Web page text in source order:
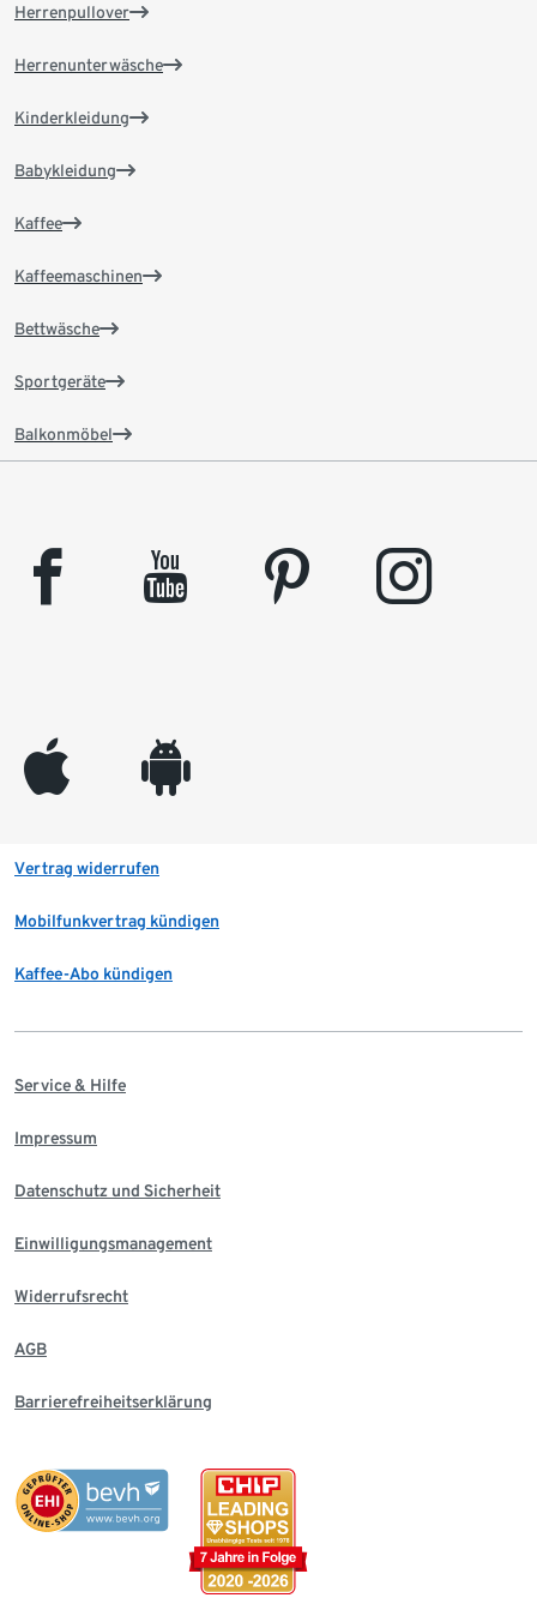
Herrenpullover
Herrenunterwäsche
Kinderkleidung
Babykleidung
Kaffee
Kaffeemaschinen
Bettwäsche
Sportgeräte
Balkonmöbel
facebook youtube pinterest instagram
appleinc android
Vertrag widerrufen
Mobilfunkvertrag kündigen
Kaffee-Abo kündigen
Service & Hilfe
Impressum
Datenschutz und Sicherheit
Einwilligungsmanagement
Widerrufsrecht
AGB
Barrierefreiheitserklärung